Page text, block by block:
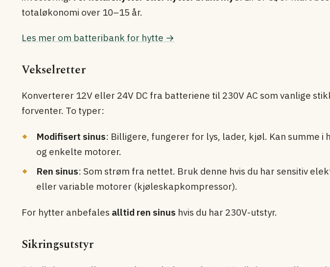
totaløkonomi over 10–15 år.
Les mer om batteribank for hytte →
Vekselretter
Konverterer 12V eller 24V DC fra batteriene til 230V AC som vanlige
forventer. To typer:
Modifisert sinus: Billigere, fungerer for lys, lader, kjøl. Kan summe i
og enkelte motorer.
Ren sinus: Som strøm fra nettet. Bruk denne hvis du har sensitiv
eller variable motorer (kjøle­skap­kompressor).
For hytter anbefales alltid ren sinus hvis du har 230V-utstyr.
Sikringsutstyr